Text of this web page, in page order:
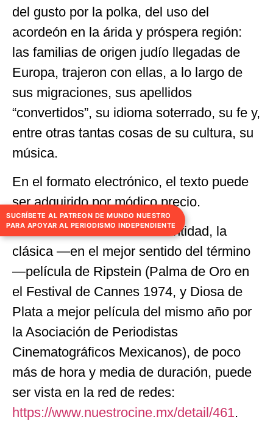
del gusto por la polka, del uso del
acordeón en la árida y próspera región:
las familias de origen judío llegadas de
Europa, trajeron con ellas, a lo largo de
sus migraciones, sus apellidos
“convertidos”, su idioma soterrado, su fe y,
entre otras tantas cosas de su cultura, su
música.
En el formato electrónico, el texto puede
ser adquirido por módico precio.
Por una también módica cantidad, la
clásica —en el mejor sentido del término
—película de Ripstein (Palma de Oro en
el Festival de Cannes 1974, y Diosa de
Plata a mejor película del mismo año por
la Asociación de Periodistas
Cinematográficos Mexicanos), de poco
más de hora y media de duración, puede
ser vista en la red de redes:
https://www.nuestrocine.mx/detail/461.
SUCRÍBETE AL PATREON DE MUNDO NUESTRO
PARA APOYAR AL PERIODISMO INDEPENDIENTE